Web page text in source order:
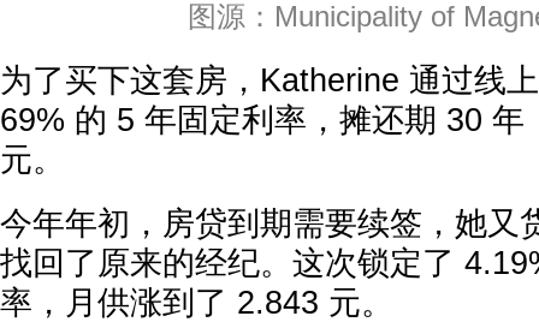
图源：Municipality of
为了买下这套房，Katherine 通过线
69% 的 5 年固定利率，摊还期 30 年
元。
今年年初，房贷到期需要续签，她又
找回了原来的经纪。这次锁定了
率，月供涨到了 2.843 元。